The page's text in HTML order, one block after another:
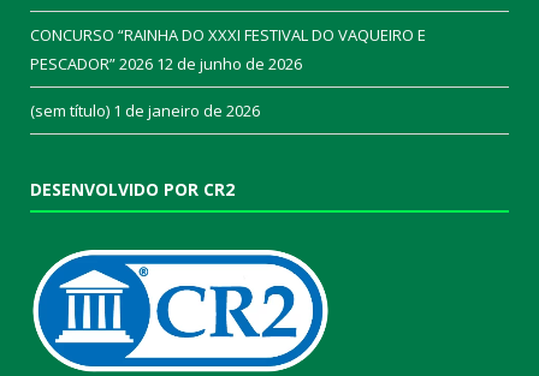
CONCURSO “RAINHA DO XXXI FESTIVAL DO VAQUEIRO E
PESCADOR” 2026 12 de junho de 2026
(sem título) 1 de janeiro de 2026
DESENVOLVIDO POR CR2